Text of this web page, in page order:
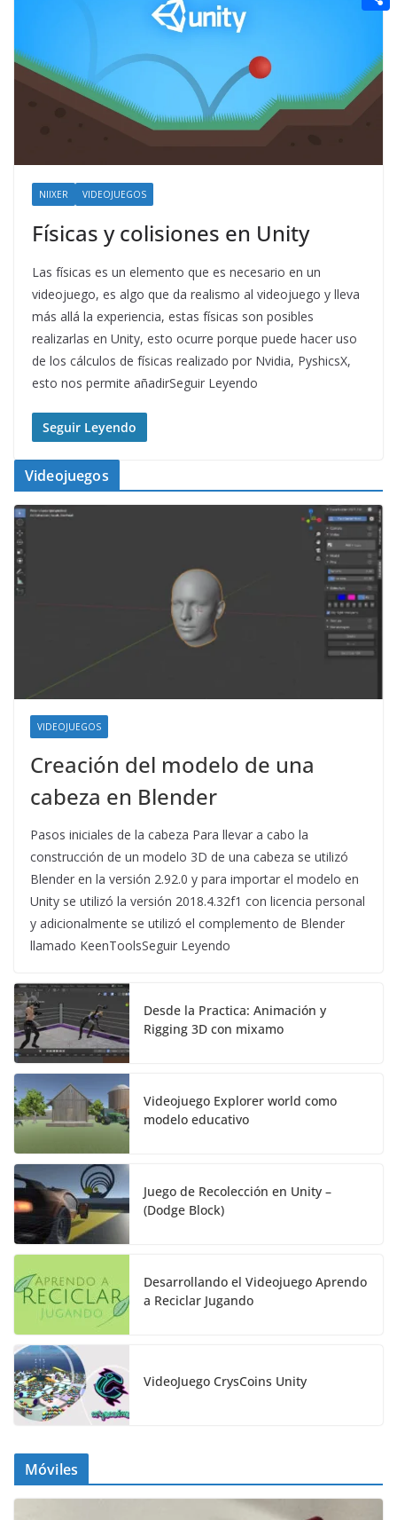
NIIXER VIDEOJUEGOS
Físicas y colisiones en Unity
Las físicas es un elemento que es necesario en un
videojuego, es algo que da realismo al videojuego y lleva
más allá la experiencia, estas físicas son posibles
realizarlas en Unity, esto ocurre porque puede hacer uso
de los cálculos de físicas realizado por Nvidia, PyshicsX,
esto nos permite añadirSeguir Leyendo
Seguir Leyendo
Videojuegos
VIDEOJUEGOS
Creación del modelo de una
cabeza en Blender
Pasos iniciales de la cabeza Para llevar a cabo la
construcción de un modelo 3D de una cabeza se utilizó
Blender en la versión 2.92.0 y para importar el modelo en
Unity se utilizó la versión 2018.4.32f1 con licencia personal
y adicionalmente se utilizó el complemento de Blender
llamado KeenToolsSeguir Leyendo
Desde la Practica: Animación y
Rigging 3D con mixamo
Videojuego Explorer world como
modelo educativo
Juego de Recolección en Unity –
(Dodge Block)
Desarrollando el Videojuego Aprendo
a Reciclar Jugando
VideoJuego CrysCoins Unity
Móviles
n
r
e
a
ld
m
r